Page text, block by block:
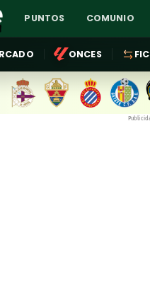
PUNTOS COMUNIO
ONCES